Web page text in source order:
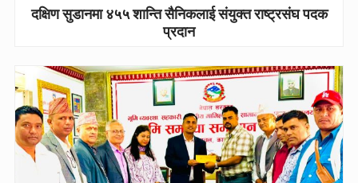
दक्षिण सुडानमा ४५५ शान्ति सैनिकलाई संयुक्त राष्ट्रसंघ पदक
प्रदान